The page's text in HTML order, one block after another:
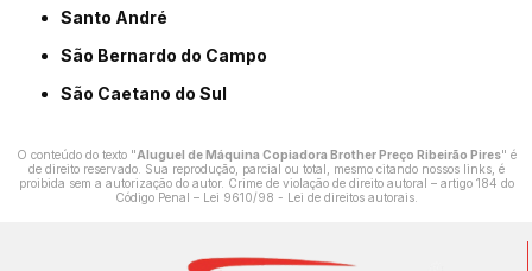
Santo André
São Bernardo do Campo
São Caetano do Sul
O conteúdo do texto "Aluguel de Máquina Copiadora Brother Preço Ribeirão Pires" é
de direito reservado. Sua reprodução, parcial ou total, mesmo citando nossos links, é
proibida sem a autorização do autor. Crime de violação de direito autoral – artigo 184 do
Código Penal – Lei 9610/98 - Lei de direitos autorais.